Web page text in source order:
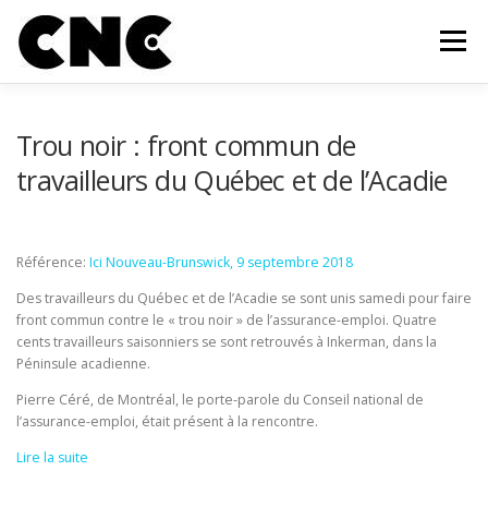
Menu
Trou noir : front commun de
travailleurs du Québec et de l’Acadie
Référence: Ici Nouveau-Brunswick, 9 septembre 2018
Des travailleurs du Québec et de l’Acadie se sont unis samedi pour faire
front commun contre le « trou noir » de l’assurance-emploi. Quatre
cents travailleurs saisonniers se sont retrouvés à Inkerman, dans la
Péninsule acadienne.
Pierre Céré, de Montréal, le porte-parole du Conseil national de
l’assurance-emploi, était présent à la rencontre.
Lire la suite